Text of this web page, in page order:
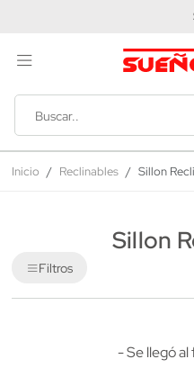
Inicio Reclinables Sillon
Sillon
Filtros
- Se llegó al